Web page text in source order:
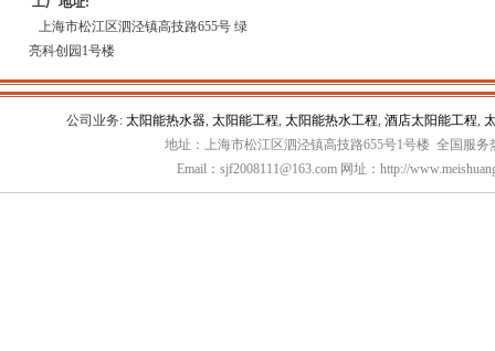
上海市松江区泗泾镇高技路655号 绿
亮科创园1号楼
公司业务: 太阳能热水器, 太阳能工程, 太阳能热水工程, 酒店太阳能工程,
地址：上海市松江区泗泾镇高技路655号1号楼 全国服务
Email：sjf2008111@163.com 网址：http://